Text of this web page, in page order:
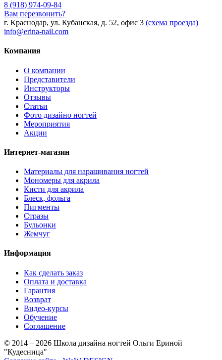
8 (918) 974-09-84
Вам перезвонить?
г. Краснодар, ул. Кубанская, д. 52, офис 3 (схема проезда)
info@erina-nail.com
Компания
О компании
Представители
Инструкторы
Отзывы
Статьи
Фото дизайно ногтей
Мероприятия
Акции
Интернет-магазин
Материалы для наращивания ногтей
Мономеры для акрила
Кисти для акрила
Блеск, фольга
Пигменты
Стразы
Бульонки
Жемчуг
Информация
Как сделать заказ
Оплата и доставка
Гарантия
Возврат
Видео-курсы
Обучение
Соглашение
© 2014 – 2026 Школа дизайна ногтей Ольги Ериной
"Кудесница"